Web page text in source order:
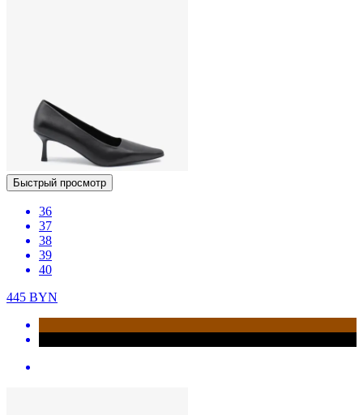
Быстрый просмотр
36
37
38
39
40
445 BYN